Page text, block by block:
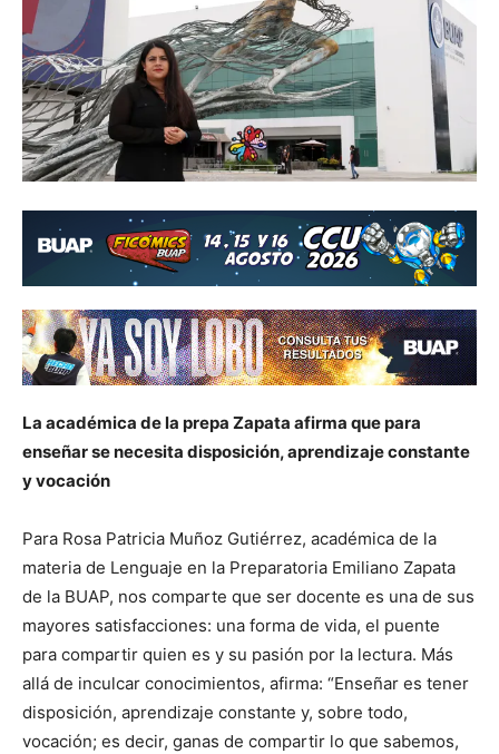
La académica de la prepa Zapata afirma que para
enseñar se necesita disposición, aprendizaje constante
y vocación
Para Rosa Patricia Muñoz Gutiérrez, académica de la
materia de Lenguaje en la Preparatoria Emiliano Zapata
de la BUAP, nos comparte que ser docente es una de sus
mayores satisfacciones: una forma de vida, el puente
para compartir quien es y su pasión por la lectura. Más
allá de inculcar conocimientos, afirma: “Enseñar es tener
disposición, aprendizaje constante y, sobre todo,
vocación; es decir, ganas de compartir lo que sabemos,